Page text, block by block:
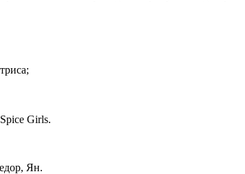
Girls.
Ян.